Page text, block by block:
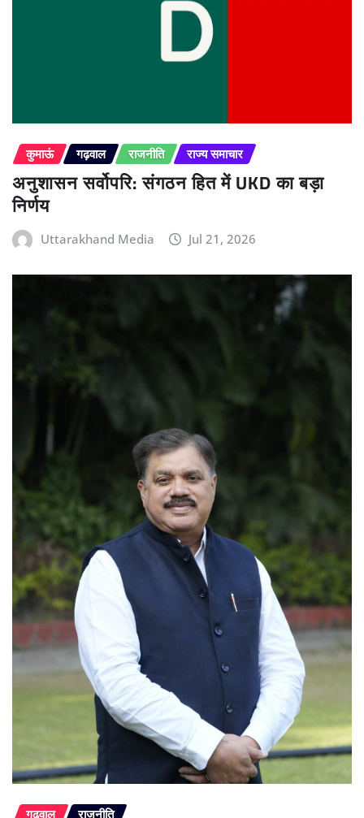
कुमाऊं गढ़वाल राजनीति राज्य समाचार
अनुशासन सर्वोपरि: संगठन हित में UKD का बड़ा
निर्णय
Uttarakhand Media Jul 21, 2026
गढ़वाल राजनीति